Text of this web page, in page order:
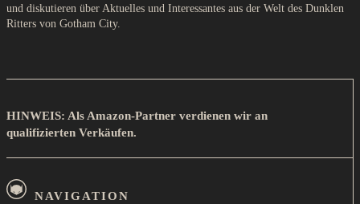
und diskutieren über Aktuelles und Interessantes aus der Welt des Dunklen
Ritters von Gotham City.
HINWEIS: Als Amazon-Partner verdienen wir an
qualifizierten Verkäufen.
NAVIGATION